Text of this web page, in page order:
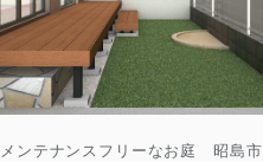
メンテナンスフリーなお庭 昭島市